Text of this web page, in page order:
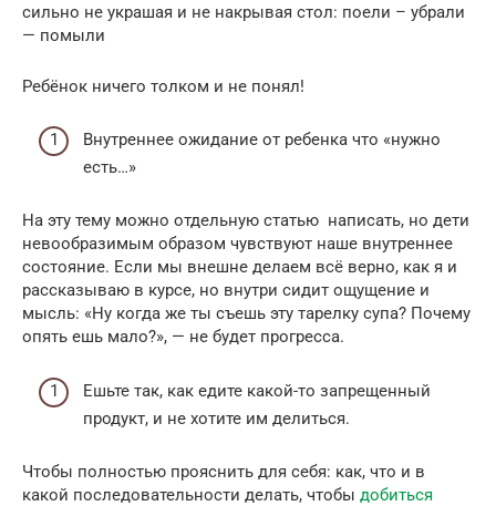
сильно не украшая и не накрывая стол: поели – убрали
— помыли
Ребёнок ничего толком и не понял!
Внутреннее ожидание от ребенка что «нужно
есть…»
На эту тему можно отдельную статью написать, но дети
невообразимым образом чувствуют наше внутреннее
состояние. Если мы внешне делаем всё верно, как я и
рассказываю в курсе, но внутри сидит ощущение и
мысль: «Ну когда же ты съешь эту тарелку супа? Почему
опять ешь мало?», — не будет прогресса.
Ешьте так, как едите какой-то запрещенный
продукт, и не хотите им делиться.
Чтобы полностью прояснить для себя: как, что и в
какой последовательности делать, чтобы добиться